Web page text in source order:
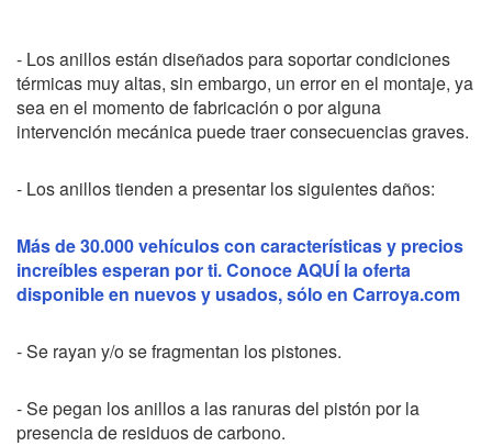
- Los anillos están diseñados para soportar condiciones
térmicas muy altas, sin embargo, un error en el montaje, ya
sea en el momento de fabricación o por alguna
intervención mecánica puede traer consecuencias graves.
- Los anillos tienden a presentar los siguientes daños:
Más de 30.000 vehículos con características y precios
increíbles esperan por ti. Conoce AQUÍ la oferta
disponible en nuevos y usados, sólo en Carroya.com
- Se rayan y/o se fragmentan los pistones.
- Se pegan los anillos a las ranuras del pistón por la
presencia de residuos de carbono.